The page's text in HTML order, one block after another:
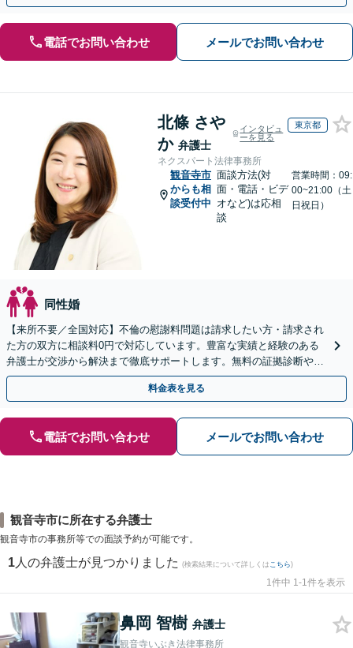
電話でお問い合わせ メールでお問い合わせ
北條 さや
か 弁護士
インタビュ
ーを見る
東京都
ネクスパート法律事務所
観音寺市
からも相
談受付中
面談方法(対
面・電話・ビデ
オなど)は応相
談
営業時間：09:
00~21:00（土
日祝日）
同性婚
【来所不要／全国対応】不倫の慰謝料問題は請求したい方・請求され
た方の双方に相談料0円で対応しています。豊富な実績と経験のある
弁護士が交渉から解決まで徹底サポートします。無料の証拠診断や着
手金の返還保証もありますので安心してご相談ください。
料金表を見る
電話でお問い合わせ メールでお問い合わせ
観音寺市に所在する弁護士
観音寺市の事務所等での面談予約が可能です。
1 人の弁護士が見つかりました (検索結果について詳しくは こちら)
1件中 1-1件を表示
鼻岡 智樹 弁護士
観音寺いぶき法律事務所